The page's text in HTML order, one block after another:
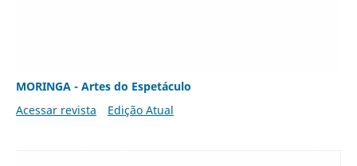
MORINGA - Artes do Espetáculo
Acessar revista
Edição Atual